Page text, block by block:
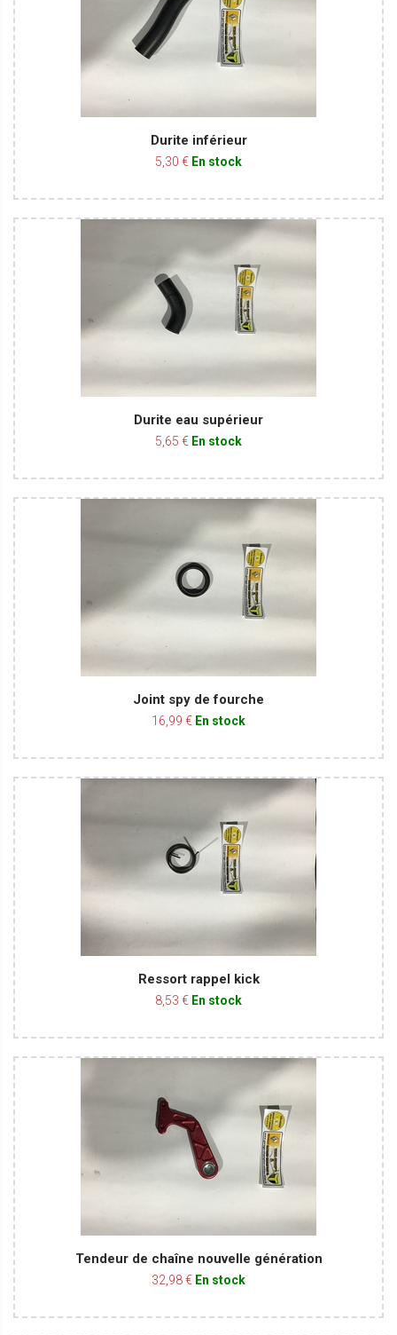
Durite inférieur
5,30 € En stock
Durite eau supérieur
5,65 € En stock
Joint spy de fourche
16,99 € En stock
Ressort rappel kick
8,53 € En stock
Tendeur de chaîne nouvelle génération
32,98 € En stock